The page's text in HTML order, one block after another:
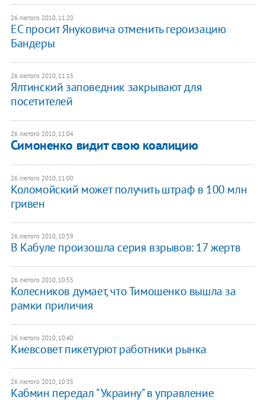
26 лютого 2010, 11:20
ЕС просит Януковича отменить героизацию
Бандеры
26 лютого 2010, 11:15
Ялтинский заповедник закрывают для
посетителей
26 лютого 2010, 11:04
Симоненко видит свою коалицию
26 лютого 2010, 11:00
Коломойский может получить штраф в 100 млн
гривен
26 лютого 2010, 10:59
В Кабуле произошла серия взрывов: 17 жертв
26 лютого 2010, 10:55
Колесников думает, что Тимошенко вышла за
рамки приличия
26 лютого 2010, 10:40
Киевсовет пикетурют работники рынка
26 лютого 2010, 10:35
Кабмин передал "Украину" в управление